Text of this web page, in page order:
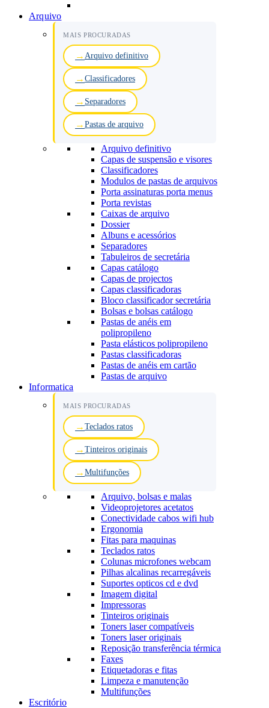
Arquivo
MAIS PROCURADAS
Arquivo definitivo
Classificadores
Separadores
Pastas de arquivo
Arquivo definitivo
Capas de suspensão e visores
Classificadores
Modulos de pastas de arquivos
Porta assinaturas porta menus
Porta revistas
Caixas de arquivo
Dossier
Albuns e acessórios
Separadores
Tabuleiros de secretária
Capas catálogo
Capas de projectos
Capas classificadoras
Bloco classificador secretária
Bolsas e bolsas catálogo
Pastas de anéis em
polipropileno
Pasta elásticos polipropileno
Pastas classificadoras
Pastas de anéis em cartão
Pastas de arquivo
Informatica
MAIS PROCURADAS
Teclados ratos
Tinteiros originais
Multifunções
Arquivo, bolsas e malas
Videoprojetores acetatos
Conectividade cabos wifi hub
Ergonomia
Fitas para maquinas
Teclados ratos
Colunas microfones webcam
Pilhas alcalinas recarregáveis
Suportes opticos cd e dvd
Imagem digital
Impressoras
Tinteiros originais
Toners laser compatíveis
Toners laser originais
Reposição transferência térmica
Faxes
Etiquetadoras e fitas
Limpeza e manutenção
Multifunções
Escritório